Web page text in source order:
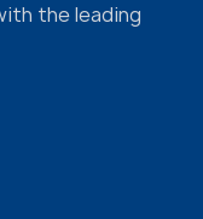
the leading